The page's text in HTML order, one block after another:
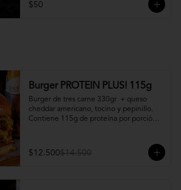
$50
Burger PROTEIN PLUS! 115g
Burger de tres carne 330gr  + queso
cheddar americano, tocino y pepinillo.
Contiene 115g de proteína por porción.
$12.500$14.500